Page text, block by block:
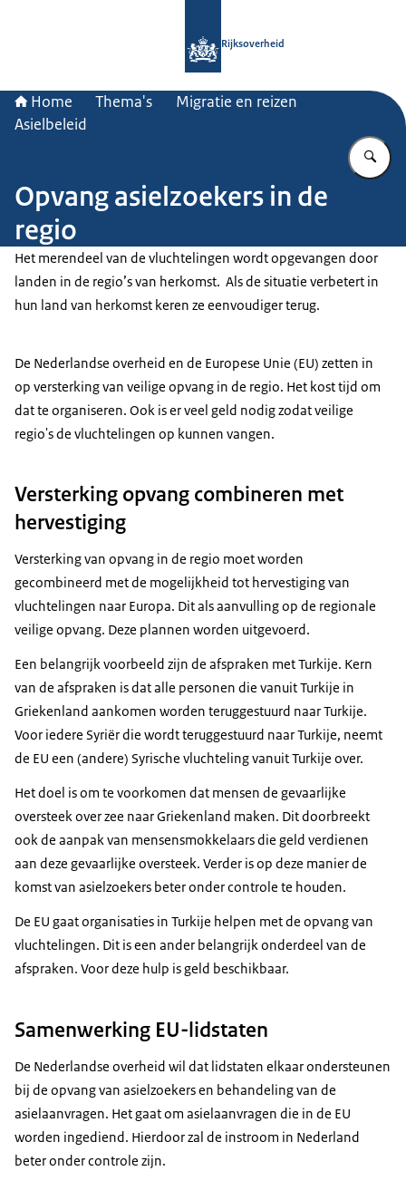
Rijksoverheid
Home Thema's
Migratie en reizen
Asielbeleid
Opvang asielzoekers in de
regio
Het merendeel van de vluchtelingen wordt opgevangen door
landen in de regio’s van herkomst. Als de situatie verbetert in
hun land van herkomst keren ze eenvoudiger terug.
De Nederlandse overheid en de Europese Unie (EU) zetten in
op versterking van veilige opvang in de regio. Het kost tijd om
dat te organiseren. Ook is er veel geld nodig zodat veilige
regio's de vluchtelingen op kunnen vangen.
Versterking opvang combineren met
hervestiging
Versterking van opvang in de regio moet worden
gecombineerd met de mogelijkheid tot hervestiging van
vluchtelingen naar Europa. Dit als aanvulling op de regionale
veilige opvang. Deze plannen worden uitgevoerd.
Een belangrijk voorbeeld zijn de afspraken met Turkije. Kern
van de afspraken is dat alle personen die vanuit Turkije in
Griekenland aankomen worden teruggestuurd naar Turkije.
Voor iedere Syriër die wordt teruggestuurd naar Turkije, neemt
de EU een (andere) Syrische vluchteling vanuit Turkije over.
Het doel is om te voorkomen dat mensen de gevaarlijke
oversteek over zee naar Griekenland maken. Dit doorbreekt
ook de aanpak van mensensmokkelaars die geld verdienen
aan deze gevaarlijke oversteek. Verder is op deze manier de
komst van asielzoekers beter onder controle te houden.
De EU gaat organisaties in Turkije helpen met de opvang van
vluchtelingen. Dit is een ander belangrijk onderdeel van de
afspraken. Voor deze hulp is geld beschikbaar.
Samenwerking EU-lidstaten
De Nederlandse overheid wil dat lidstaten elkaar ondersteunen
bij de opvang van asielzoekers en behandeling van de
asielaanvragen. Het gaat om asielaanvragen die in de EU
worden ingediend. Hierdoor zal de instroom in Nederland
beter onder controle zijn.